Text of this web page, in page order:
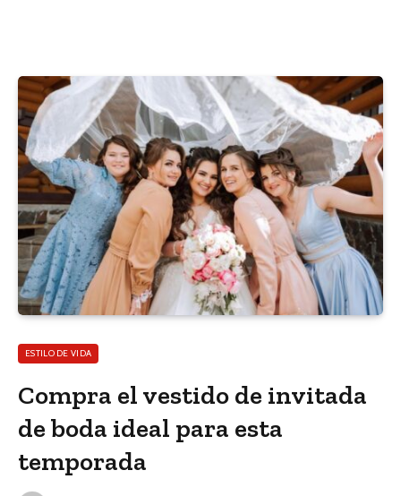
ESTILO DE VIDA
Compra el vestido de invitada
de boda ideal para esta
temporada